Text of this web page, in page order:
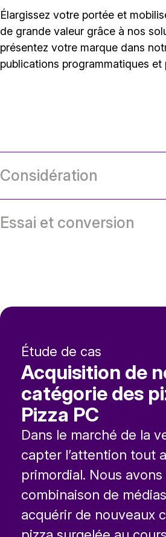
Élargissez votre portée et
de grande valeur grâce à nos
présentez votre marque dans
publications programmatiques et
Considération
Essai et conversion
Étude de cas
Acquisition de
catégorie des
Pizza PC
Dans le marché de la
capter l’attention tout
primordial. Nous
combinaison de
acquérir de nouveaux